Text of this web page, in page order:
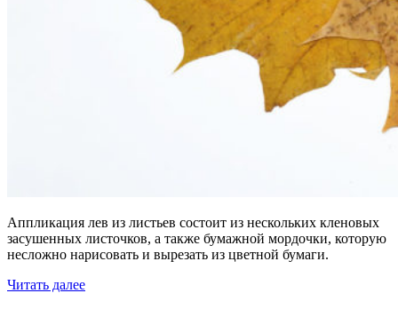
Аппликация лев из листьев состоит из нескольких кленовых
засушенных листочков, а также бумажной мордочки, которую
несложно нарисовать и вырезать из цветной бумаги.
Читать далее